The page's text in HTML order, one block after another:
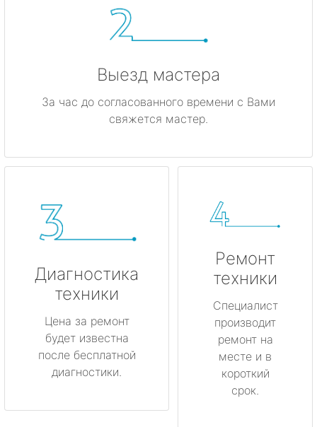
Выезд мастера
За час до согласованного времени с Вами
свяжется мастер.
Диагностика
техники
Цена за ремонт
будет известна
после бесплатной
диагностики.
Ремонт
техники
Специалист
производит
ремонт на
месте и в
короткий
срок.